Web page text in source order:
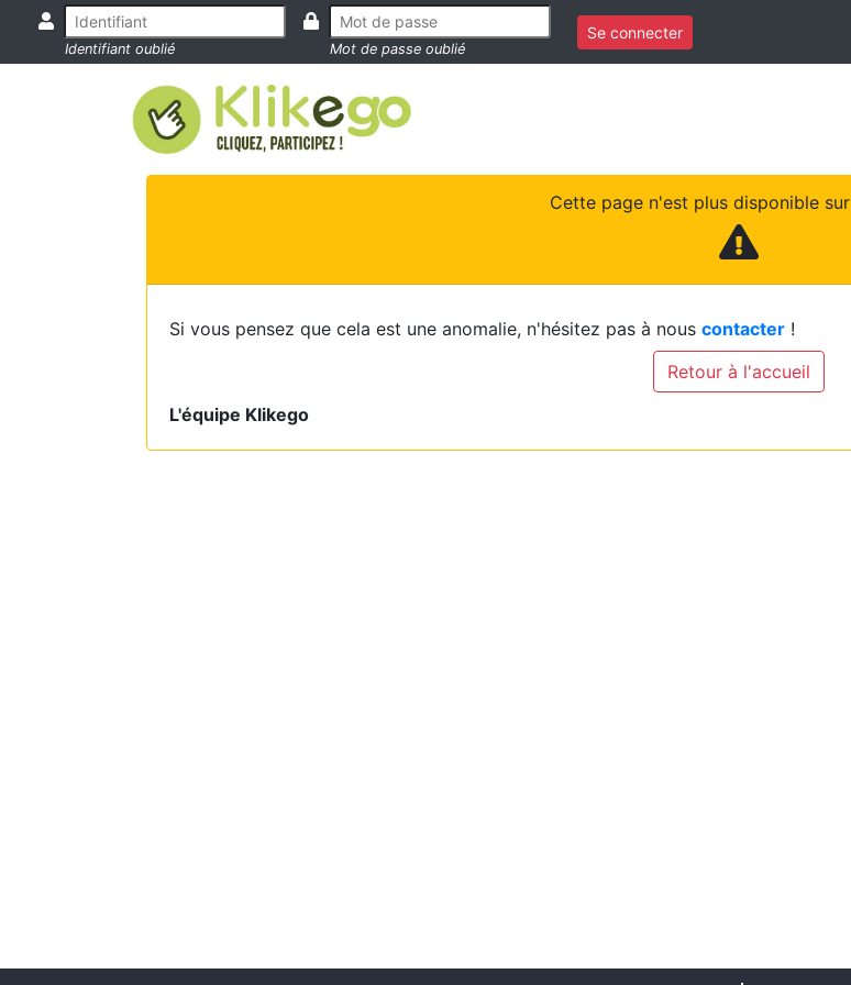
Identifiant oublié Mot de passe oublié
Se connecter
Cette page n'est plus disponible sur
Si vous pensez que cela est une anomalie, n'hésitez pas à nous contacter !
Retour à l'accueil
L'équipe Klikego